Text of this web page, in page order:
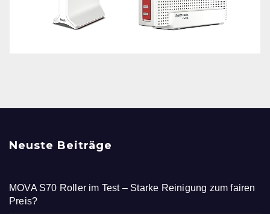
Neuste Beiträge
MOVA S70 Roller im Test – Starke Reinigung zum fairen
Preis?